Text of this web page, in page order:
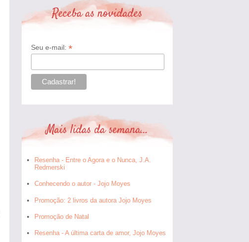
Receba as novidades
Seu e-mail: *
Mais lidas da semana...
Resenha - Entre o Agora e o Nunca, J.A.
Redmerski
Conhecendo o autor - Jojo Moyes
Promoção: 2 livros da autora Jojo Moyes
Promoção de Natal
Resenha - A última carta de amor, Jojo Moyes